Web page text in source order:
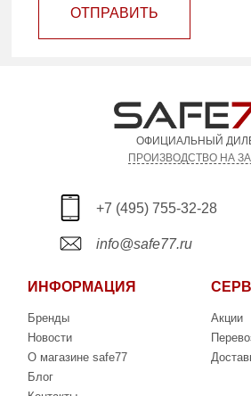
ОТПРАВИТЬ
ОФИЦИАЛЬНЫЙ
ПРОИЗВОДСТВО НА
+7 (495) 755-32-28
info@safe77.ru
ИНФОРМАЦИЯ
Бренды
Новости
О магазине safe77
Блог
Акции